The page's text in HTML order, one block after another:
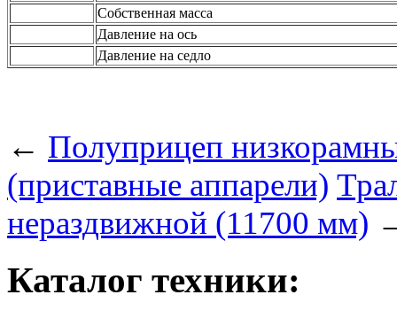
Собственная масса
Давление на ось
Давление на седло
← Полуприцеп
(приставные аппарели)
нераздвижной (11700 мм)
Каталог техники: